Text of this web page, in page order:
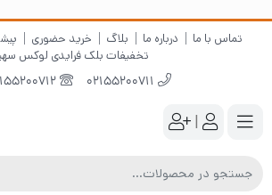
تماس با ما درباره ما بلاگ خرید حضوری
تخفیفات بلک فرایدی لوکس
|